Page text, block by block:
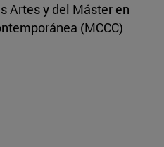
Artes y del Máster en
(MCCC)